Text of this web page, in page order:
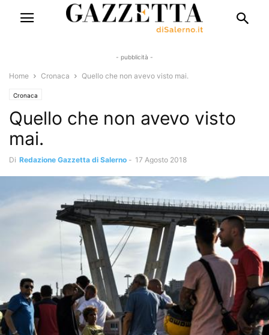
- pubblicità -
Home Cronaca Quello che non avevo visto mai.
Cronaca
Quello che non avevo visto
mai.
Di Redazione Gazzetta di Salerno - 17 Agosto 2018